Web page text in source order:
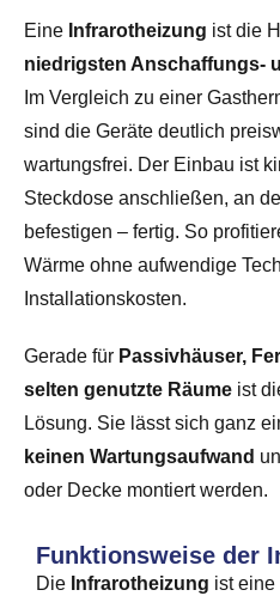
Eine Infrarotheizung ist die
niedrigsten Anschaffungs-
Im Vergleich zu einer
sind die Geräte deutlich
wartungsfrei. Der Einbau ist
Steckdose anschließen, an
befestigen – fertig. So
Wärme ohne aufwendige
Installationskosten.
Gerade für Passivhäuser,
selten genutzte Räume ist
Lösung. Sie lässt sich ganz
keinen Wartungsaufwand
oder Decke montiert werden.
Funktionsweise der
Die Infrarotheizung ist eine